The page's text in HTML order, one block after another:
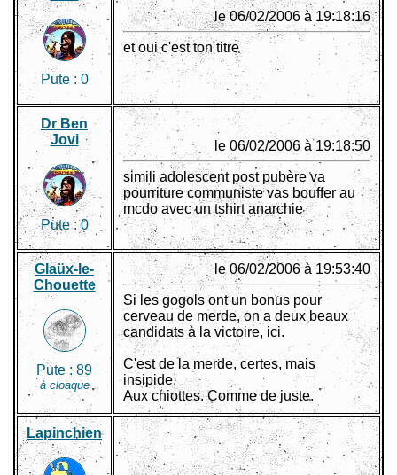
Pute :0
le 06/02/2006 à 19:18:16
et oui c'est ton titre
Dr Ben
Jovi
Pute :0
le 06/02/2006 à 19:18:50
simili adolescent post pubère va
pourriture communiste vas bouffer au
mcdo avec un tshirt anarchie
Glaüx-le-
Chouette
Pute : 89
à cloaque
le 06/02/2006 à 19:53:40
Si les gogols ont un bonus pour
cerveau de merde, on a deux beaux
candidats à la victoire, ici.
C'est de la merde, certes, mais
insipide.
Aux chiottes. Comme de juste.
Lapinchien